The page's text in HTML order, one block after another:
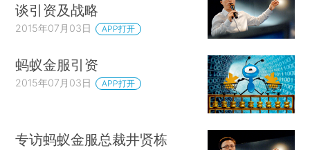
谈引资及战略
2015年07月03日 APP打开
蚂蚁金服引资
2015年07月03日 APP打开
专访蚂蚁金服总裁井贤栋